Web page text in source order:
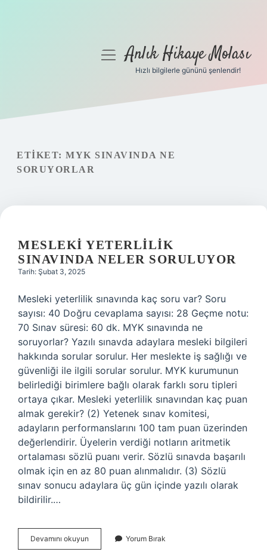
Gizlilik Politikası
Hakkımızda
menüyüAnlık Hikaye Molası
Hızlı bilgilerle gününü şenlendir!
ETIKET: MYK SINAVINDA NE
SORUYORLAR
MESLEKI YETERLILIK
SINAVINDA NELER SORULUYOR
Tarih: Şubat 3, 2025
Mesleki yeterlilik sınavında kaç soru var? Soru
sayısı: 40 Doğru cevaplama sayısı: 28 Geçme notu:
70 Sınav süresi: 60 dk. MYK sınavında ne
soruyorlar? Yazılı sınavda adaylara mesleki bilgileri
hakkında sorular sorulur. Her meslekte iş sağlığı ve
güvenliği ile ilgili sorular sorulur. MYK kurumunun
belirlediği birimlere bağlı olarak farklı soru tipleri
ortaya çıkar. Mesleki yeterlilik sınavından kaç puan
almak gerekir? (2) Yetenek sınav komitesi,
adayların performanslarını 100 tam puan üzerinden
değerlendirir. Üyelerin verdiği notların aritmetik
ortalaması sözlü puanı verir. Sözlü sınavda başarılı
olmak için en az 80 puan alınmalıdır. (3) Sözlü
sınav sonucu adaylara üç gün içinde yazılı olarak
bildirilir.…
Devamını okuyun
Yeterlilik
Yorum Bırak